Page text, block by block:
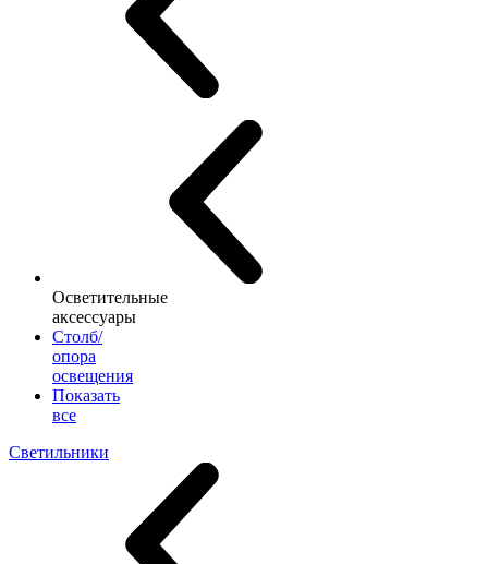
Осветительные
аксессуары
Столб/
опора
освещения
Показать
все
Светильники